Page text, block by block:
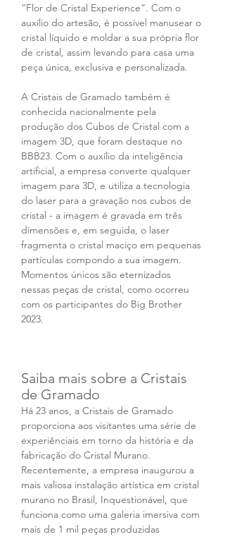
“Flor de Cristal Experience”. Com o
auxílio do artesão, é possível manusear o
cristal líquido e moldar a sua própria flor
de cristal, assim levando para casa uma
peça única, exclusiva e personalizada.
A Cristais de Gramado também é
conhecida nacionalmente pela
produção dos Cubos de Cristal com a
imagem 3D, que foram destaque no
BBB23. Com o auxílio da inteligência
artificial, a empresa converte qualquer
imagem para 3D, e utiliza a tecnologia
do laser para a gravação nos cubos de
cristal - a imagem é gravada em três
dimensões e, em seguida, o laser
fragmenta o cristal maciço em pequenas
partículas compondo a sua imagem.
Momentos únicos são eternizados
nessas peças de cristal, como ocorreu
com os participantes do Big Brother
2023.
Saiba mais sobre a Cristais
de Gramado
Há 23 anos, a Cristais de Gramado
proporciona aos visitantes uma série de
experiênciais em torno da história e da
fabricação do Cristal Murano.
Recentemente, a empresa inaugurou a
mais valiosa instalação artística em cristal
murano no Brasil, Inquestionável, que
funciona como uma galeria imersiva com
mais de 1 mil peças produzidas